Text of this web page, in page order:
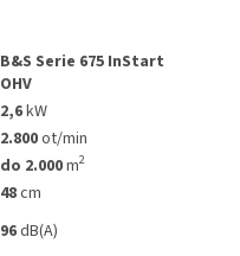
B&S Serie 675 InStart
OHV
2,6kW
2.800ot/min
do 2.000m2
48cm
96dB(A)